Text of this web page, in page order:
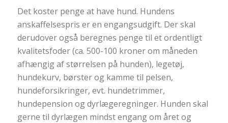
Det koster penge at have hund. Hundens
anskaffelsespris er en engangsudgift. Der skal
derudover også beregnes penge til et ordentligt
kvalitetsfoder (ca. 500-100 kroner om måneden
afhængig af størrelsen på hunden), legetøj,
hundekurv, børster og kamme til pelsen,
hundeforsikringer, evt. hundetrimmer,
hundepension og dyrlægeregninger. Hunden skal
gerne til dyrlægen mindst engang om året og